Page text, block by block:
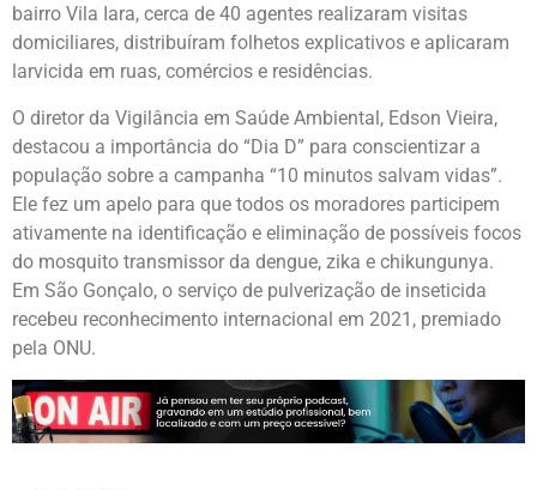
bairro Vila Iara, cerca de 40 agentes realizaram visitas
domiciliares, distribuíram folhetos explicativos e aplicaram
larvicida em ruas, comércios e residências.
O diretor da Vigilância em Saúde Ambiental, Edson Vieira,
destacou a importância do “Dia D” para conscientizar a
população sobre a campanha “10 minutos salvam vidas”.
Ele fez um apelo para que todos os moradores participem
ativamente na identificação e eliminação de possíveis focos
do mosquito transmissor da dengue, zika e chikungunya.
Em São Gonçalo, o serviço de pulverização de inseticida
recebeu reconhecimento internacional em 2021, premiado
pela ONU.